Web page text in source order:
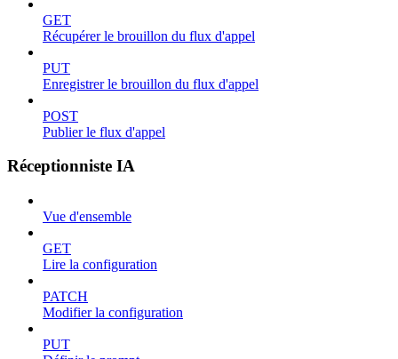
GET
Récupérer le brouillon du flux d'appel
PUT
Enregistrer le brouillon du flux d'appel
POST
Publier le flux d'appel
Réceptionniste IA
Vue d'ensemble
GET
Lire la configuration
PATCH
Modifier la configuration
PUT